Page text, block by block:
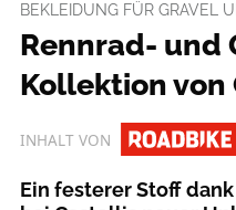
BEKLEIDUNG FÜR GRAVEL
Rennrad- und
Kollektion von
INHALT VON
Ein festerer Stoff